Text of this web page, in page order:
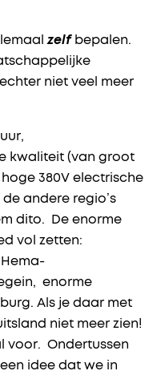
zelfbepalen.
niet veel meer
kwaliteit (van groot
380V electrische
andere regio’s
dito. De enorme
vol zetten:
enorme
Als je daar met
niet meer zien!
voor. Ondertussen
idee dat we in